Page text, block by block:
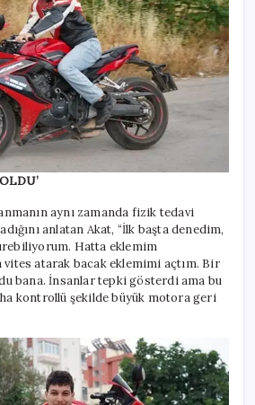
aynı zamanda fizik tedavi
anlatan Akat, “İlk başta denedim,
Hatta eklemim
vites atarak bacak eklemimi açtım. Bir
bana. İnsanlar tepki gösterdi ama bu
kontrollü şekilde büyük motora geri